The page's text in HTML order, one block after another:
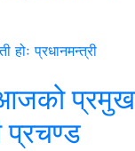
आजको प्रमुख
प्रचण्ड